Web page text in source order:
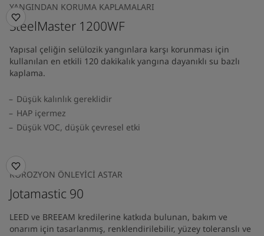
YANGINDAN KORUMA KAPLAMALARI
SteelMaster 1200WF
Yapısal çeliğin selülozik yangınlara karşı korunması için
kullanılan en etkili 120 dakikalık yangına dayanıklı su bazlı
kaplama.
Düşük kalınlık gereklidir
HAP içermez
Düşük VOC, düşük çevresel etki
KOROZYON ÖNLEYICI ASTAR
Jotamastic 90
LEED ve BREEAM kredilerine katkıda bulunan, bakım ve
onarım için tasarlanmış, renklendirilebilir, yüzey toleranslı ve